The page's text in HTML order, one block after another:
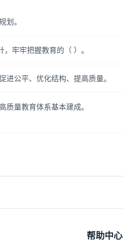
划。
牢牢把握教育的（ ）。
公平、优化结构、提高质量。
量教育体系基本建成。
帮助中心